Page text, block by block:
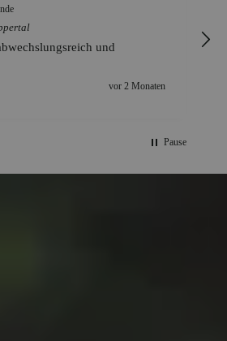
und
vor 2 Monaten
Pause